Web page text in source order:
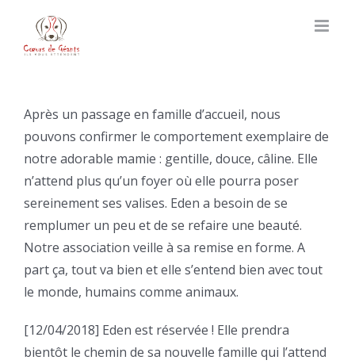
content
Après un passage en famille d’accueil, nous
pouvons confirmer le comportement exemplaire de
notre adorable mamie : gentille, douce, câline. Elle
n’attend plus qu’un foyer où elle pourra poser
sereinement ses valises. Eden a besoin de se
remplumer un peu et de se refaire une beauté.
Notre association veille à sa remise en forme. A
part ça, tout va bien et elle s’entend bien avec tout
le monde, humains comme animaux.
[12/04/2018] Eden est réservée ! Elle prendra
bientôt le chemin de sa nouvelle famille qui l’attend